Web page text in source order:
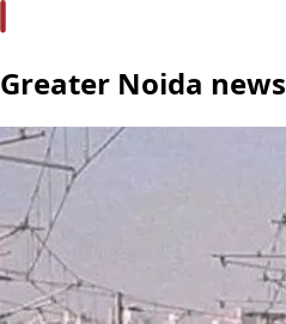
Greater Noida news